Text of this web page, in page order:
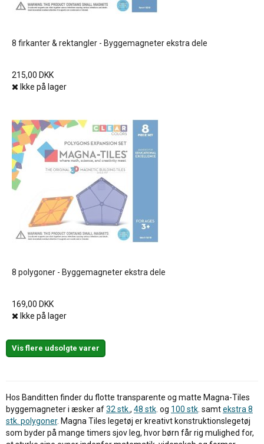
8 firkanter & rektangler - Byggemagneter ekstra dele
215,00 DKK
Ikke på lager
8 polygoner - Byggemagneter ekstra dele
169,00 DKK
Ikke på lager
Vis flere udsolgte varer
Hos Banditten finder du flotte transparente og matte Magna-Tiles
byggemagneter i æsker af32 stk., 48 stk . og 100 stk . samtekstra 8
stk. polygoner. Magna Tiles legetøj er kreativt konstruktionslegetøj
som byder på mange timers sjov leg, hvor børn får rig mulighed for,